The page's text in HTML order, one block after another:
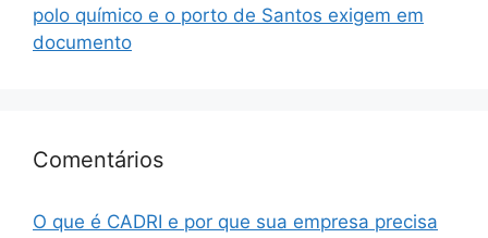
polo químico e o porto de Santos exigem em
documento
Comentários
O que é CADRI e por que sua empresa precisa